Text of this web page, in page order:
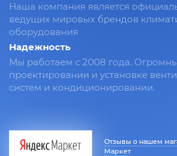
Наша компания является
ведущих мировых брендов
оборудования
Надежность
Мы работаем с 2008 года.
проектировании и установке
систем и кондиционировании.
Отзывы о нашем
Маркет